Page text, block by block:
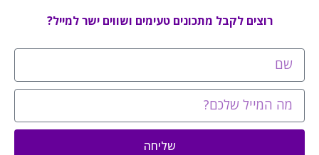
רוצים לקבל מתכונים טעימים ושווים ישר למייל?
שליחה